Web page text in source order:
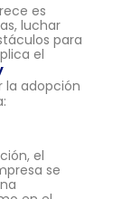
es
luchar
para
el
la adopción
el
se